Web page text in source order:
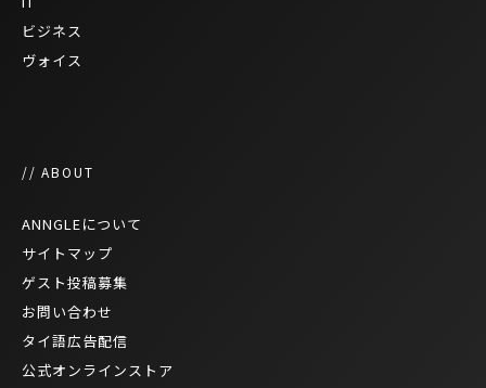
ビジネス
ヴォイス
// ABOUT
ANNGLEについて
サイトマップ
ゲスト投稿募集
お問い合わせ
タイ語広告配信
公式オンラインストア